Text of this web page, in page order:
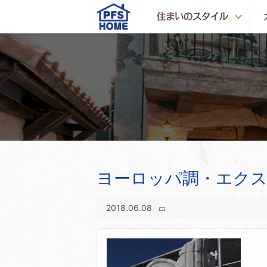
ヨーロッパ調・エク
2018.06.08